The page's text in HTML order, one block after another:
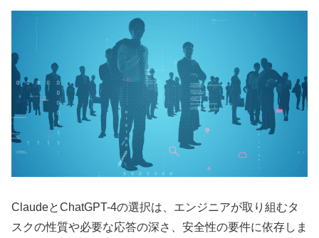
ClaudeとChatGPT-4の選択は、エンジニアが取り組むタ
スクの性質や必要な応答の深さ、安全性の要件に依存しま